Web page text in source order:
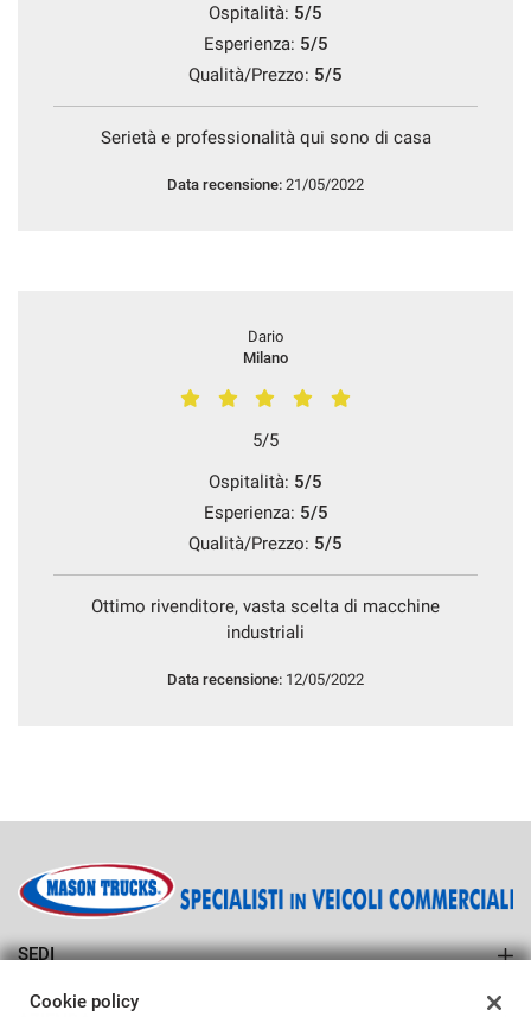
Ospitalità: 5/5
Esperienza: 5/5
Qualità/Prezzo: 5/5
Serietà e professionalità qui sono di casa
Data recensione: 21/05/2022
Dario
Milano
5/5
Ospitalità: 5/5
Esperienza: 5/5
Qualità/Prezzo: 5/5
Ottimo rivenditore, vasta scelta di macchine
industriali
Data recensione: 12/05/2022
SEDI
Sede di Vedelago
Cookie policy